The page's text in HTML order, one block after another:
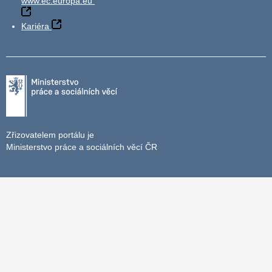
Kariéra
Zřizovatelem portálu je
Ministerstvo práce a sociálních věcí ČR